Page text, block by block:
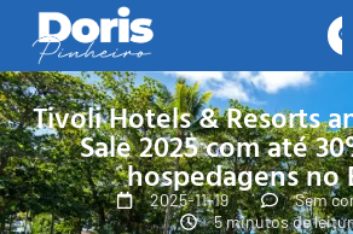
Tivoli Hotels & Resorts
Sale 2025 com até
hospedagens no
2025-11-19
Sem
5 minutos de